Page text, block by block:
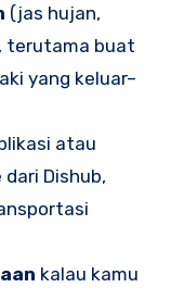
(jas hujan,
terutama buat
yang keluar–
atau
Dishub,
kalau kamu